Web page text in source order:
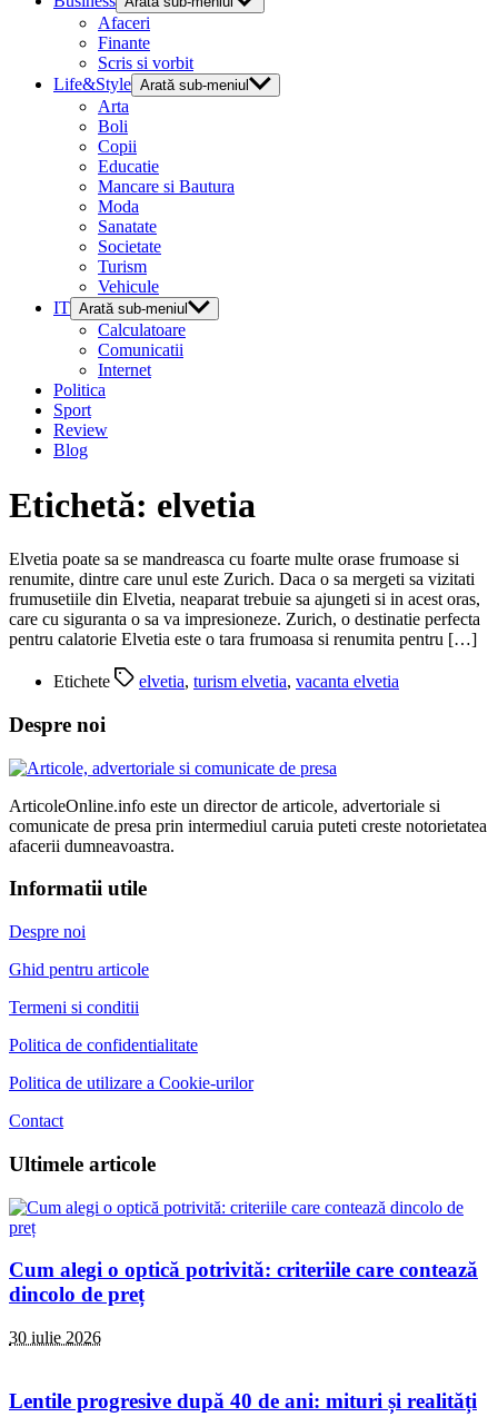
Afaceri
Finante
Scris si vorbit
Life&Style Arată sub-meniul
Arta
Boli
Copii
Educatie
Mancare si Bautura
Moda
Sanatate
Societate
Turism
Vehicule
IT Arată sub-meniul
Calculatoare
Comunicatii
Internet
Politica
Sport
Review
Blog
Etichetă: elvetia
Elvetia poate sa se mandreasca cu foarte multe orase frumoase si
renumite, dintre care unul este Zurich. Daca o sa mergeti sa vizitati
frumusetiile din Elvetia, neaparat trebuie sa ajungeti si in acest oras,
care cu siguranta o sa va impresioneze. Zurich, o destinatie perfecta
pentru calatorie Elvetia este o tara frumoasa si renumita pentru […]
Etichete elvetia, turism elvetia, vacanta elvetia
Despre noi
ArticoleOnline.info este un director de articole, advertoriale si
comunicate de presa prin intermediul caruia puteti creste notorietatea
afacerii dumneavoastra.
Informatii utile
Despre noi
Ghid pentru articole
Termeni si conditii
Politica de confidentialitate
Politica de utilizare a Cookie-urilor
Contact
Ultimele articole
Cum alegi o optică potrivită: criteriile care contează
dincolo de preț
30 iulie 2026
Lentile progresive după 40 de ani: mituri și realități